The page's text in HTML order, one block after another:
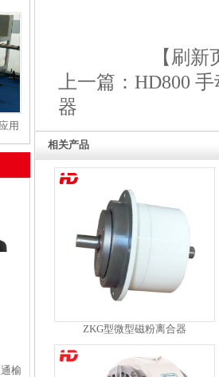
用
榆
【刷
上一篇： HD800
器
相关产品
ZKG型微型磁粉离合器